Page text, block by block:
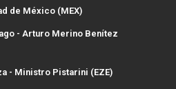
de México (MEX)
- Arturo Merino Benítez
- Ministro Pistarini (EZE)